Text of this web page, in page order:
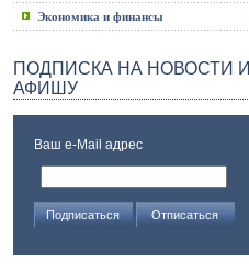
Экономика и финансы
ПОДПИСКА НА НОВОСТИ И
АФИШУ
Ваш e-Mail адрес